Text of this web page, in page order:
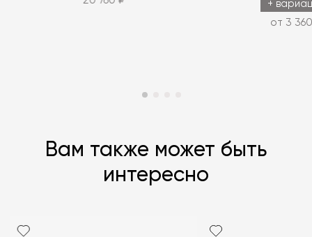
ЗАДАТЬ ВОПРОС
+
от 3
Вам также может быть
интересно